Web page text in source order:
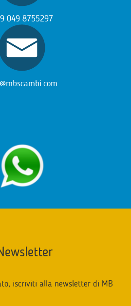
049 8755297
iscriviti alla newsletter di MB